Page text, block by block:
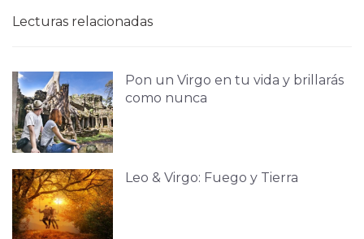
Lecturas relacionadas
Pon un Virgo en tu vida y brillarás
como nunca
Leo & Virgo: Fuego y Tierra